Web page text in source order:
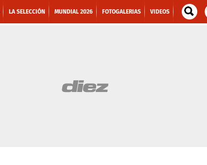
LA SELECCIÓN MUNDIAL 2026 FOTOGALERIAS VIDEOS